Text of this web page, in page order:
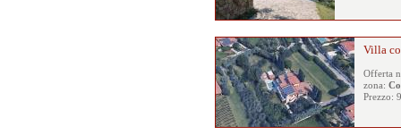
Villa
Offerta
zona:
Prezzo: